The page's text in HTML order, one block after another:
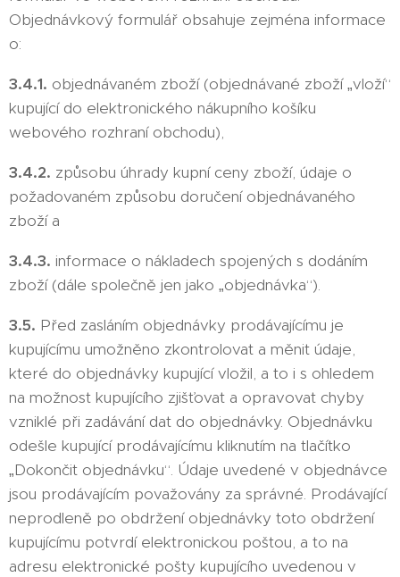
Objednávkový formulář obsahuje zejména informace
o:
3.4.1. objednávaném zboží (objednávané zboží „vloží“
kupující do elektronického nákupního košíku
webového rozhraní obchodu),
3.4.2. způsobu úhrady kupní ceny zboží, údaje o
požadovaném způsobu doručení objednávaného
zboží a
3.4.3. informace o nákladech spojených s dodáním
zboží (dále společně jen jako „objednávka“).
3.5. Před zasláním objednávky prodávajícímu je
kupujícímu umožněno zkontrolovat a měnit údaje,
které do objednávky kupující vložil, a to i s ohledem
na možnost kupujícího zjišťovat a opravovat chyby
vzniklé při zadávání dat do objednávky. Objednávku
odešle kupující prodávajícímu kliknutím na tlačítko
„Dokončit objednávku“. Údaje uvedené v objednávce
jsou prodávajícím považovány za správné. Prodávající
neprodleně po obdržení objednávky toto obdržení
kupujícímu potvrdí elektronickou poštou, a to na
adresu elektronické pošty kupujícího uvedenou v